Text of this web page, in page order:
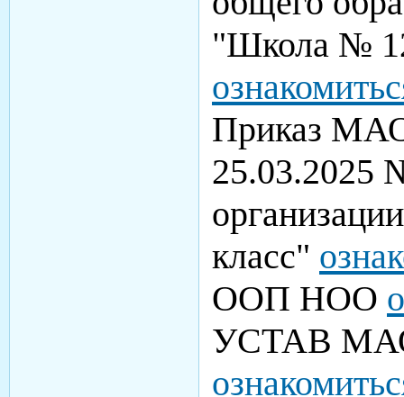
"Школа №
Приказ
25.03.2025
класс"
ООП НОО
УСТАВ